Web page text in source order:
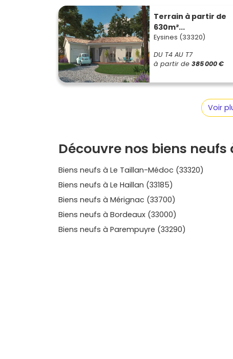
possible au Prêt à Taux Zéro et, selon
encore ton budget. Tu veux une vie de
vers les bassins d’emploi de la métropole, les
Bordeaux ou les activités nature côté
entre respiration et accessibilité, que tu optes
complet avec espaces partagés. Pour toi,
claire, prestations lisibles, emplacement
le neuf, je t’aide à y voir net : compare les
temps d’explorer les options disponibles à
puis avance à ton rythme : un premier coup
Terrain à partir de
630m²...
Eysines (33320)
DU T4 AU T7
à partir de 385 000 €
Voir
Découvre nos biens neufs
Biens neufs à Le Taillan-Médoc (33320)
Biens neufs à Le Haillan (33185)
Biens neufs à Mérignac (33700)
Biens neufs à Bordeaux (33000)
Biens neufs à Parempuyre (33290)